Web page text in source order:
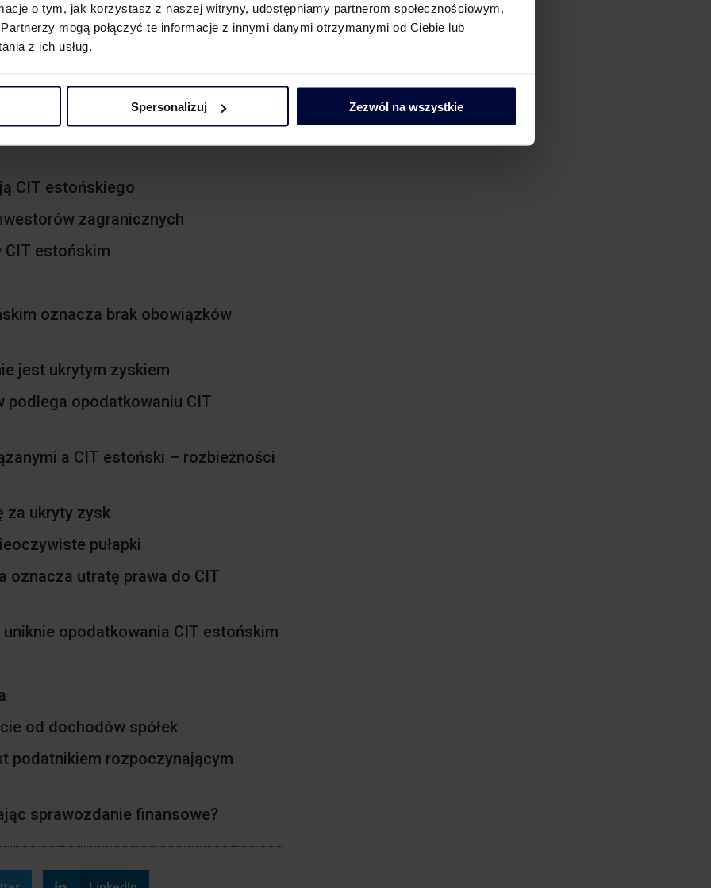
o tym, jak korzystasz z naszej witryny, udostępniamy partnerom społecznościowym,
mogą połączyć te informacje z innymi danymi otrzymanymi od Ciebie lub
z ich usług.
Spersonalizuj Zezwól na wszystkie
Strefie Inwestycji – najnowsza
przedsiębiorców
zabezpieczająca Szefa KAS
pod lupą fiskusa
300 dni zatrudnienia bez sztywnego
CIT estońskiego
zagranicznych
estońskim
oznacza brak obowiązków
jest ukrytym zyskiem
podlega opodatkowaniu CIT
a CIT estoński – rozbieżności
za ukryty zysk
pułapki
oznacza utratę prawa do CIT
opodatkowania CIT estońskim
od dochodów spółek
podatnikiem rozpoczynającym
sprawozdanie finansowe?